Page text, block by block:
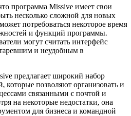
программа Missive имеет свои
несколько сложной для новых
потребоваться некоторое время
и функций программы.
могут считать интерфейс
и неудобным в
предлагает широкий набор
которые позволяют организовать и
связанными с почтой и
на некоторые недостатки, она
для бизнеса и командной